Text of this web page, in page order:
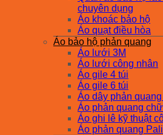
chuyên dụng
Áo khoác bảo hộ
Áo quạt điều hòa
Áo bảo hộ phản quang
Áo lưới 3M
Áo lưới công nhân
Áo gile 4 túi
Áo gile 6 túi
Áo dây phản
Áo phản quang
Áo ghi lê kỹ thuật
Áo phản quang